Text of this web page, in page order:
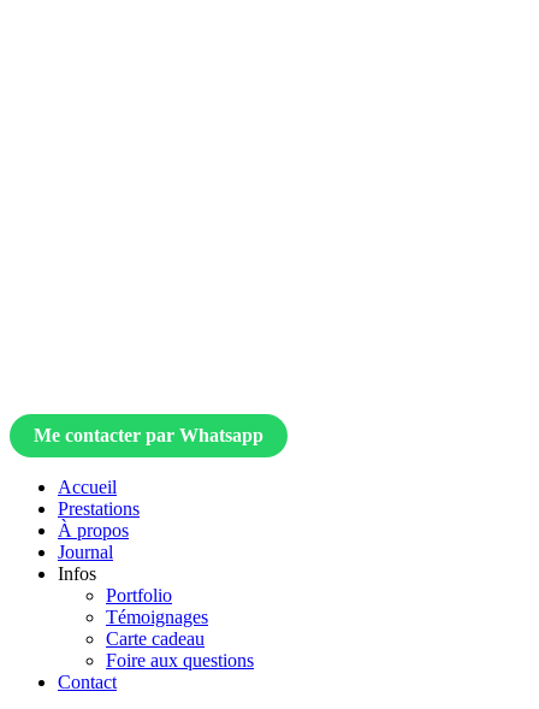
Me contacter par Whatsapp
Accueil
Prestations
À propos
Journal
Infos
Portfolio
Témoignages
Carte cadeau
Foire aux questions
Contact